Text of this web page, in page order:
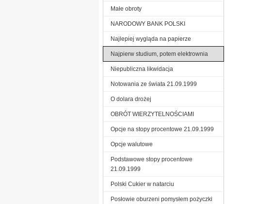
Małe obroty
NARODOWY BANK POLSKI
Najlepiej wygląda na papierze
Najpierw studium, potem elektrownia
Niepubliczna likwidacja
Notowania ze świata 21.09.1999
O dolara drożej
OBRÓT WIERZYTELNOŚCIAMI
Opcje na stopy procentowe 21.09.1999
Opcje walutowe
Podstawowe stopy procentowe
21.09.1999
Polski Cukier w natarciu
Posłowie oburzeni pomysłem pożyczki